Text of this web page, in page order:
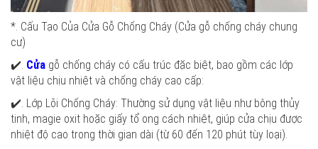
*. Cấu Tạo Của Cửa Gỗ Chống Cháy (Cửa gỗ chống cháy chung
cư)
✔️. Cửa gỗ chống cháy có cấu trúc đặc biệt, bao gồm các lớp
vật liệu chịu nhiệt và chống cháy cao cấp:
✔️. Lớp Lõi Chống Cháy: Thường sử dụng vật liệu như bông thủy
tinh, magie oxit hoặc giấy tổ ong cách nhiệt, giúp cửa chịu được
nhiệt độ cao trong thời gian dài (từ 60 đến 120 phút tùy loại).